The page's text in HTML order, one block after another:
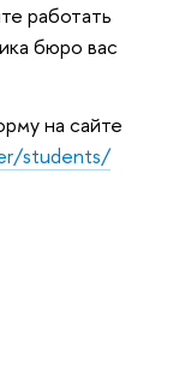
работать
бюро вас
на сайте
students/